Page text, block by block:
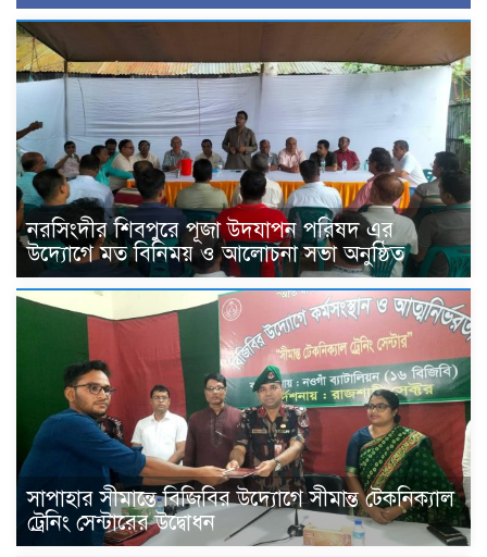
নরসিংদীর শিবপুরে পূজা উদযাপন পরিষদ এর
উদ্যোগে মত বিনিময় ও আলোচনা সভা অনুষ্ঠিত
সাপাহার সীমান্তে বিজিবির উদ্যোগে সীমান্ত টেকনিক্যাল
ট্রেনিং সেন্টারের উদ্বোধন